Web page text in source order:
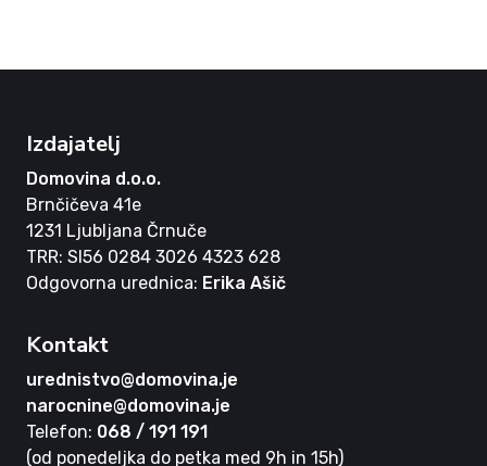
Izdajatelj
Domovina d.o.o.
Brnčičeva 41e
1231 Ljubljana Črnuče
TRR: SI56 0284 3026 4323 628
Odgovorna urednica: Erika Ašič
Kontakt
urednistvo@domovina.je
narocnine@domovina.je
Telefon: 068 / 191 191
(od ponedeljka do petka med 9h in 15h)